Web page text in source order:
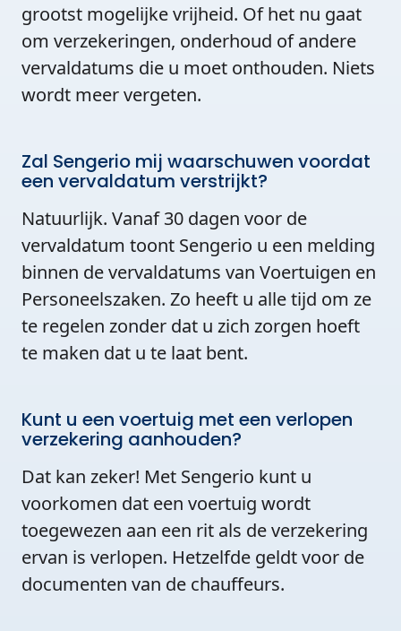
grootst mogelijke vrijheid. Of het nu gaat
om verzekeringen, onderhoud of andere
vervaldatums die u moet onthouden. Niets
wordt meer vergeten.
Zal Sengerio mij waarschuwen voordat
een vervaldatum verstrijkt?
Natuurlijk. Vanaf 30 dagen voor de
vervaldatum toont Sengerio u een melding
binnen de vervaldatums van Voertuigen en
Personeelszaken. Zo heeft u alle tijd om ze
te regelen zonder dat u zich zorgen hoeft
te maken dat u te laat bent.
Kunt u een voertuig met een verlopen
verzekering aanhouden?
Dat kan zeker! Met Sengerio kunt u
voorkomen dat een voertuig wordt
toegewezen aan een rit als de verzekering
ervan is verlopen. Hetzelfde geldt voor de
documenten van de chauffeurs.